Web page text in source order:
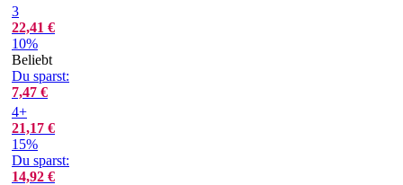
3
22,41 €
10%
Beliebt
Du sparst:
7,47 €
4+
21,17 €
15%
Du sparst:
14,92 €